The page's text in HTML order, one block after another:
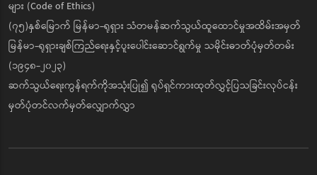
များ (Code of Ethics)
(၇၅)နှစ်မြောက် မြန်မာ-ရုရှား သံတမန်ဆက်သွယ်ထူထောင်မှုအထိမ်းအမှတ်
မြန်မာ-ရုရှားချစ်ကြည်ရေးနှင့်ပူးပေါင်းဆောင်ရွက်မှု သမိုင်းဓာတ်ပုံမှတ်တမ်း
(၁၉၄၈-၂၀၂၃)
ဆက်သွယ်ရေးကွန်ရက်ကိုအသုံးပြု၍ ရုပ်ရှင်ကားထုတ်လွှင့်ပြသခြင်းလုပ်ငန်း
မှတ်ပုံတင်လက်မှတ်လျှောက်လွှာ